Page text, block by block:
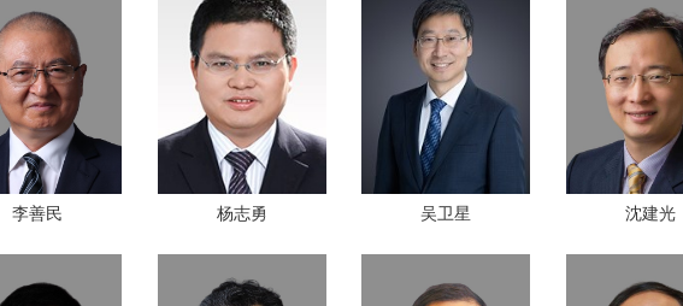
李善民 杨志勇 吴卫星 沈建光